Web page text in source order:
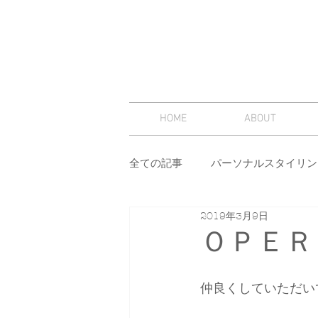
HOME ABOUT
全ての記事 パーソナルスタイリ
スタイリング セミナー
ＯＰＥ
2019年3月9日
仲良くしていただ